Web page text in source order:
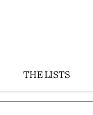
THE LISTS